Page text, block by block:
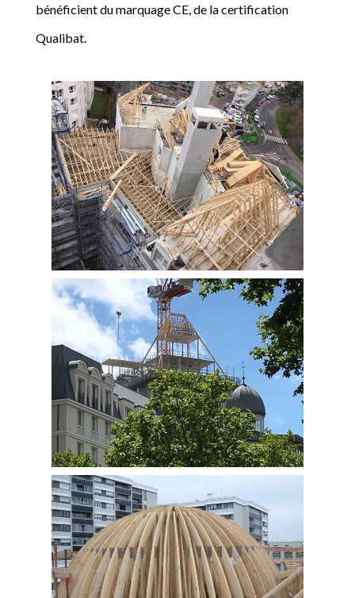
bénéficient du marquage CE, de la certification
Qualibat.